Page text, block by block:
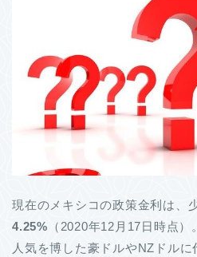
現在のメキシコの政策金利は、
4.25% （2020年12月17日時点
人気を博した豪ドルやNZドルに